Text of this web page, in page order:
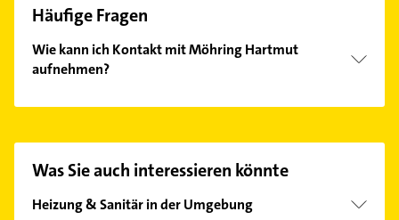
Häufige Fragen
Wie kann ich Kontakt mit Möhring Hartmut
aufnehmen?
finden Sie alleKontaktdaten.
Was Sie auch interessieren könnte
Heizung & Sanitär in der Umgebung